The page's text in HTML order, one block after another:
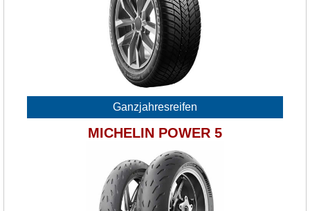
Ganzjahresreifen
MICHELIN POWER 5